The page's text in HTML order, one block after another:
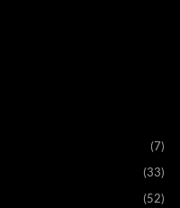
(7)
(33)
(52)